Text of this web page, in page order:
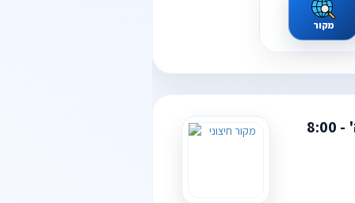
מקור
דרוש/ה מהנדס/ת תעשייה וניהול עם/בלי ניסיון לתפ״י באיירפורט סיטי (ליד נתב״ג) א' - ה' - 8:00